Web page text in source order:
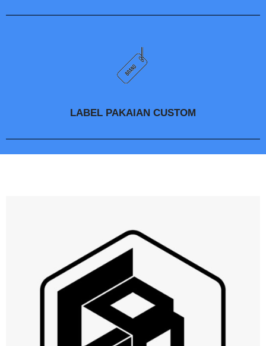
LABEL PAKAIAN CUSTOM